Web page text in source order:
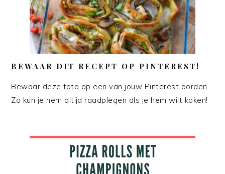
BEWAAR DIT RECEPT OP PINTEREST!
Bewaar deze foto op een van jouw Pinterest borden.
Zo kun je hem altijd raadplegen als je hem wilt koken!